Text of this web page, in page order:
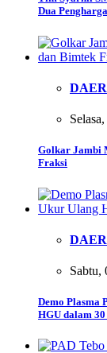
Dua
Golkar Jambi
Fraksi
Sabtu,
Demo Plasma
HGU dalam